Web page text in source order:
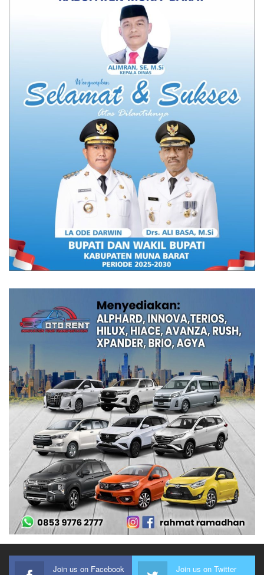
Join us on Facebook Join us on Twitter